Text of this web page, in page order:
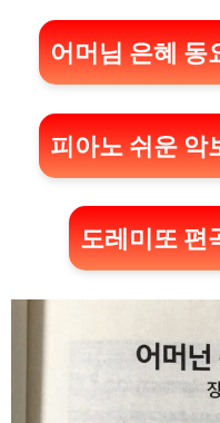
어머님 은혜 동
피아노 쉬운 악
도레미또 편